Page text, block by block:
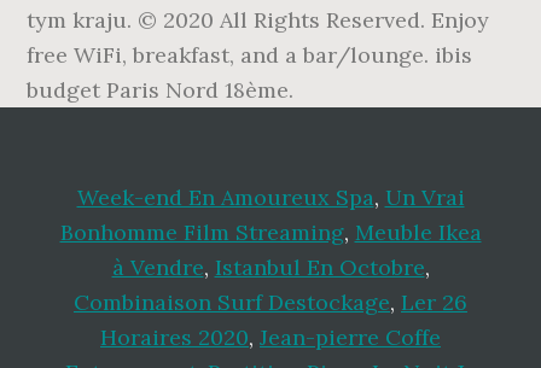
tym kraju. © 2020 All Rights Reserved. Enjoy
free WiFi, breakfast, and a bar/lounge. ibis
budget Paris Nord 18ème.
Week-end En Amoureux Spa, Un Vrai
Bonhomme Film Streaming, Meuble Ikea
à Vendre, Istanbul En Octobre,
Combinaison Surf Destockage, Ler 26
Horaires 2020, Jean-pierre Coffe